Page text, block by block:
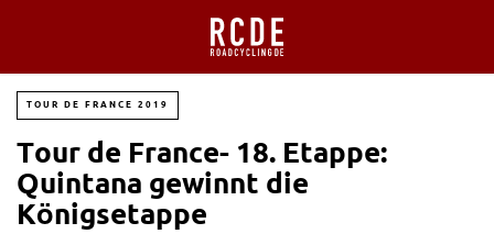
TOUR DE FRANCE 2019
Tour de France- 18. Etappe:
Quintana gewinnt die
Königsetappe